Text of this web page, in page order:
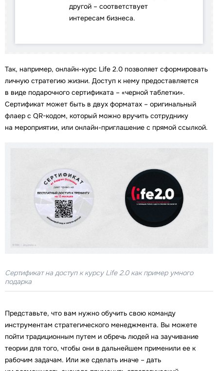
другой – соответствует
интересам бизнеса.
Так, например, онлайн-курс Life 2.0 позволяет сформировать
личную стратегию жизни. Доступ к нему предоставляется
в виде подарочного сертификата – «черной таблетки».
Сертификат может быть в двух форматах – оригинальный
флаер с QR-кодом, который можно вручить сотруднику
на мероприятии, или онлайн-приглашение с прямой ссылкой.
Сертификат на доступ к курсу Life 2.0 как пример умного
подарка
Представьте, что вам нужно обучить свою команду
инструментам стратегического менеджмента. Вы можете
пойти традиционным путем и обречь людей на заучивание
теории для того, чтобы они в дальнейшем применили ее к
рабочим задачам. Или же сделать иначе – дать